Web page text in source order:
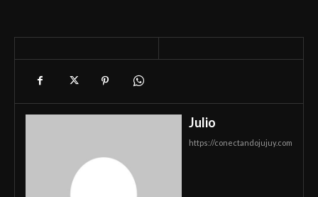
Julio
https://conectandojujuy.com